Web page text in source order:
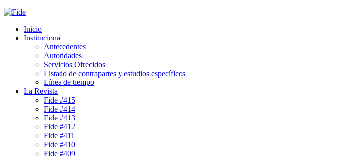
Inicio
Institucional
Antecedentes
Autoridades
Servicios Ofrecidos
Listado de contrapartes y estudios específicos
Línea de tiempo
La Revista
Fide #415
Fide #414
Fide #413
Fide #412
Fide #411
Fide #410
Fide #409